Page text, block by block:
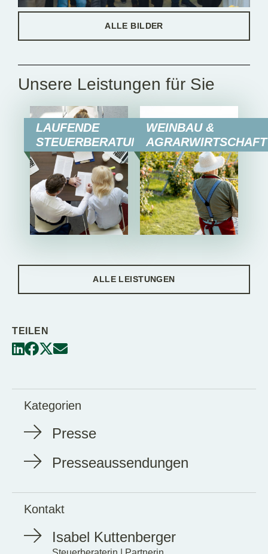
ALLE BILDER
Unsere Leistungen für Sie
LAUFENDE
STEUERBERATUNG
WEINBAU &
AGRARWIRTSCHAFT
ALLE LEISTUNGEN
TEILEN
Kategorien
Presse
Presseaussendungen
Kontakt
Isabel Kuttenberger